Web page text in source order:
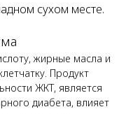
сухом месте.
жирные масла и
Продукт
ЖКТ, является
диабета, влияет